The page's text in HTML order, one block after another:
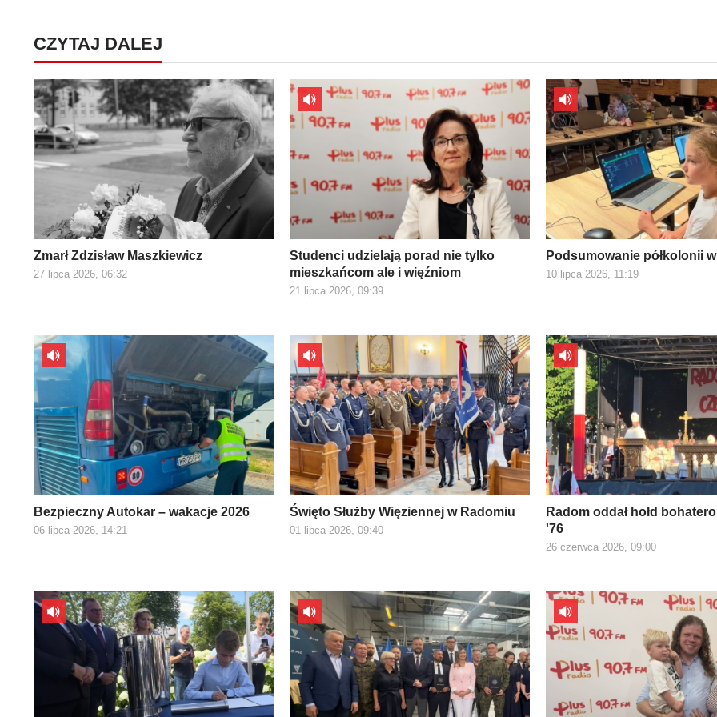
CZYTAJ DALEJ
Zmarł Zdzisław Maszkiewicz
27 lipca 2026, 06:32
Studenci udzielają porad nie tylko
mieszkańcom ale i więźniom
21 lipca 2026, 09:39
Podsumowanie półkolonii
10 lipca 2026, 11:19
Bezpieczny Autokar – wakacje 2026
06 lipca 2026, 14:21
Święto Służby Więziennej w Radomiu
01 lipca 2026, 09:40
Radom oddał hołd
'76
26 czerwca 2026, 09:00